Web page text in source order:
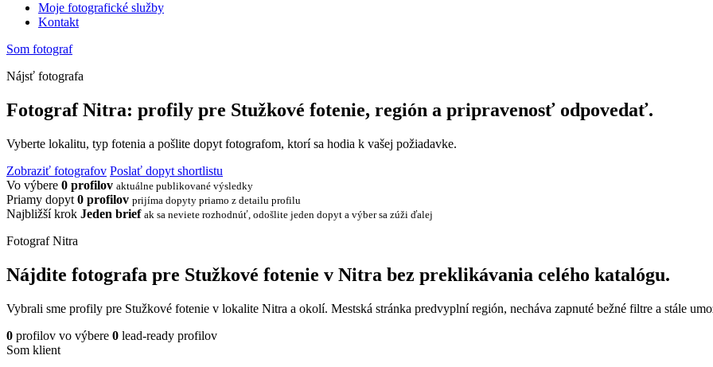
Moje fotografické služby
Kontakt
Som fotograf
Nájsť fotografa
Fotograf Nitra: profily pre Stužkové fotenie, región a pripravenosť odpovedať.
Vyberte lokalitu, typ fotenia a pošlite dopyt fotografom, ktorí sa hodia k vašej požiadavke.
Zobraziť fotografov Poslať dopyt shortlistu
Vo výbere 0 profilov aktuálne publikované výsledky
Priamy dopyt 0 profilov prijíma dopyty priamo z detailu profilu
Najbližší krok Jeden brief ak sa neviete rozhodnúť, odošlite jeden dopyt a výber sa zúži ďalej
Fotograf Nitra
Nájdite fotografa pre Stužkové fotenie v Nitra bez preklikávania celého katalógu.
Vybrali sme profily pre Stužkové fotenie v lokalite Nitra a okolí. Mestská stránka predvyplní región, necháva zapnuté bežné filtre a stále
0 profilov vo výbere 0 lead-ready profilov
Som klient